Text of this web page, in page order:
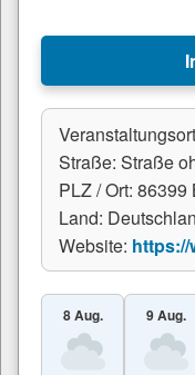
Straße: Straße
PLZ / Ort: 86399
Land:
Website:
8 Aug. 9 Aug.